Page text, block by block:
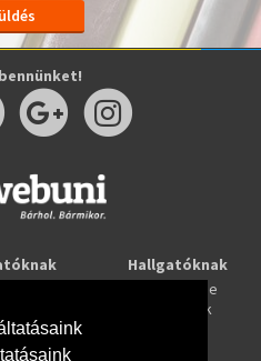
Stúdió
Hallgatóknak
Tanulj online
Képzések